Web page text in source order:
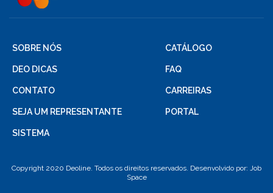
SOBRE NÓS CATÁLOGO
DEO DICAS FAQ
CONTATO CARREIRAS
SEJA UM REPRESENTANTE PORTAL
SISTEMA
Copyright 2020 Deoline. Todos os direitos reservados. Desenvolvido por: Job
Space